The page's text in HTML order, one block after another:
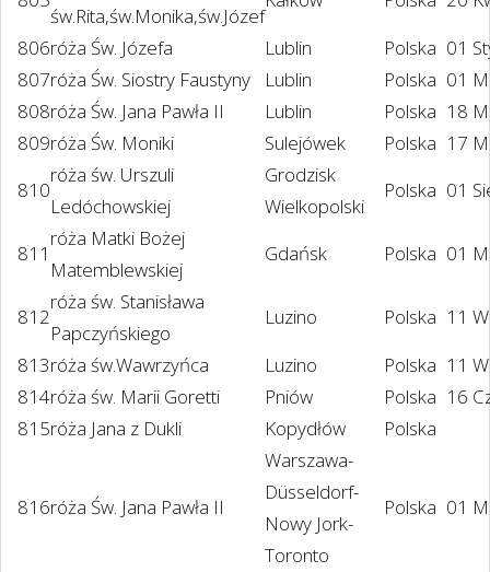
św.Rita,św.Monika,św.Józef
806róża Św. Józefa Lublin Polska 01
807róża Św. Siostry Faustyny Lublin Polska 01
808róża Św. Jana Pawła II Lublin Polska 18
809róża Św. Moniki Sulejówek Polska 17
810
róża św. Urszuli
Ledóchowskiej
Grodzisk
Wielkopolski
Polska 01
811
róża Matki Bożej
Matemblewskiej
Gdańsk Polska 01
812
róża św. Stanisława
Papczyńskiego
Luzino Polska 11
813róża św.Wawrzyńca Luzino Polska 11
814róża św. Marii Goretti Pniów Polska 16
815róża Jana z Dukli Kopydłów Polska
816róża Św. Jana Pawła II
Warszawa-
Düsseldorf-
Nowy Jork-
Toronto
Polska 01